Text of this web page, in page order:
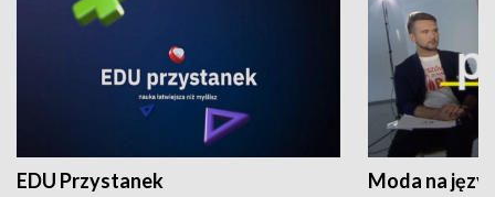
EDU Przystanek Moda na